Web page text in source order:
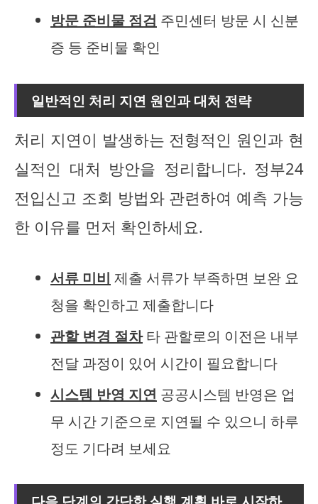
방문 준비물 점검 주민센터 방문 시 신분
증 등 준비물 확인
일반적인 처리 지연 원인과 대처 전략
처리 지연이 발생하는 전형적인 원인과 현
실적인 대처 방안을 정리합니다. 정부24
전입신고 조회 방법와 관련하여 예측 가능
한 이유를 먼저 확인하세요.
서류 미비 제출 서류가 부족하면 보완 요
청을 확인하고 제출합니다
관할 변경 절차타 관할로의 이전은 내부
전달 과정이 있어 시간이 필요합니다
시스템 반영 지연 공공시스템 반영은 업
무 시간 기준으로 지연될 수 있으니 하루
정도 기다려 보세요